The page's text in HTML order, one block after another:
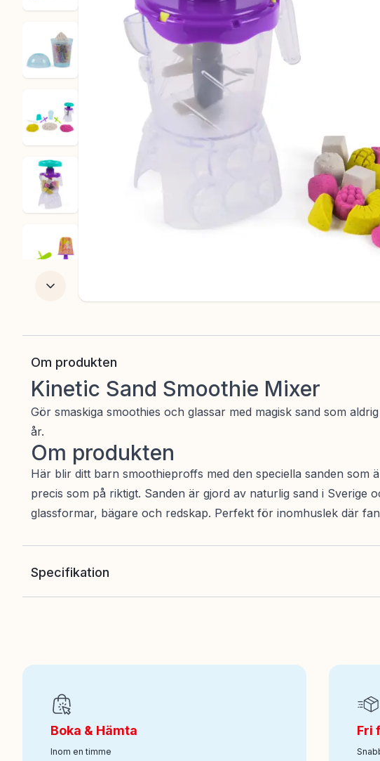
Om produkten
Kinetic Sand Smoothie Mixer
Gör smaskiga smoothies och glassar med magisk sand som
år.
Om produkten
Här blir ditt barn smoothieproffs med den speciella sanden
precis som på riktigt. Sanden är gjord av naturlig sand i
glassformar, bägare och redskap. Perfekt för inomhuslek där
Specifikation
Ålder från:5
Art nr:118-6075121
Boka & Hämta
Inom en timme
Fri